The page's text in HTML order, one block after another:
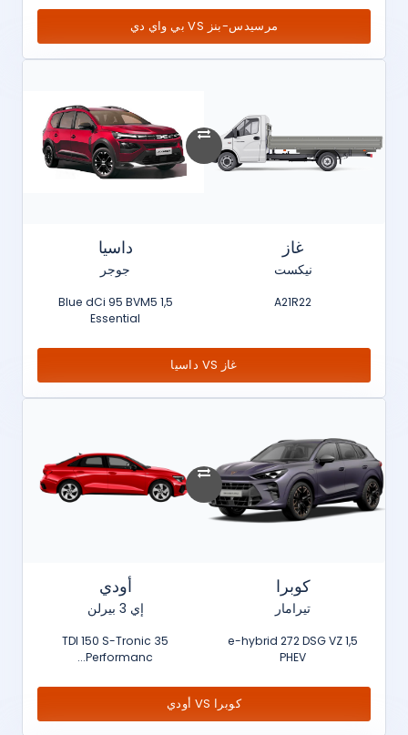
مرسيدس-بنز VS بي واي دي
غاز
نيكست
A21R22
داسيا
جوجر
1,5 Blue dCi 95 BVM5
Essential
غاز VS داسيا
كوبرا
تيرامار
1,5 e-hybrid 272 DSG VZ
PHEV
أودي
إي 3 بيرلن
35 TDI 150 S-Tronic
Performanc...
كوبرا VS أودي